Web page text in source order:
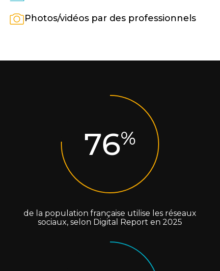
Photos/vidéos par des professionnels
76%
de la population française utilise les réseaux
sociaux, selon Digital Report en 2025